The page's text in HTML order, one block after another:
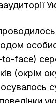
to-face)
(окрім